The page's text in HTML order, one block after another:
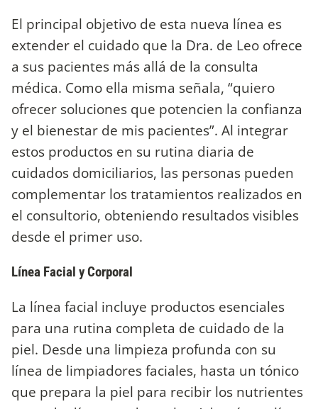
El principal objetivo de esta nueva línea es
extender el cuidado que la Dra. de Leo ofrece
a sus pacientes más allá de la consulta
médica. Como ella misma señala, “quiero
ofrecer soluciones que potencien la confianza
y el bienestar de mis pacientes”. Al integrar
estos productos en su rutina diaria de
cuidados domiciliarios, las personas pueden
complementar los tratamientos realizados en
el consultorio, obteniendo resultados visibles
desde el primer uso.
Línea Facial y Corporal
La línea facial incluye productos esenciales
para una rutina completa de cuidado de la
piel. Desde una limpieza profunda con su
línea de limpiadores faciales, hasta un tónico
que prepara la piel para recibir los nutrientes